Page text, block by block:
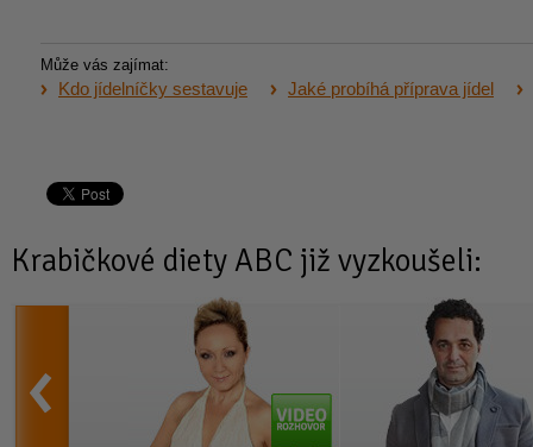
Může vás zajímat:
Kdo jídelníčky sestavuje Jaké probíhá příprava jídel
Krabičkové diety ABC již vyzkoušeli: